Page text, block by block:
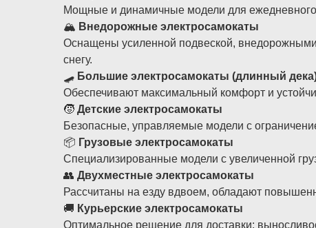
Мощные и динамичные модели для
🏔️ Внедорожные электросамокаты
Оснащены усиленной подвеской,
снегу.
🛹 Большие электросамокаты (длинный
Обеспечивают максимальный комфорт и
🧒 Детские электросамокаты
Безопасные, управляемые модели с
📦 Грузовые электросамокаты
Специализированные модели с увеличенной
👥 Двухместные электросамокаты
Рассчитаны на езду вдвоем, обладают
🚚 Курьерские электросамокаты
Оптимальное решение для доставки: